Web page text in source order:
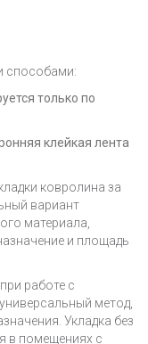
КОВРОЛИНА
ПЛИНТУСА
ПОТОЛОК
способами:
только по
клейкая лента
ковролина за
вариант
материала,
и площадь
работе с
метод,
Укладка без
в помещениях с